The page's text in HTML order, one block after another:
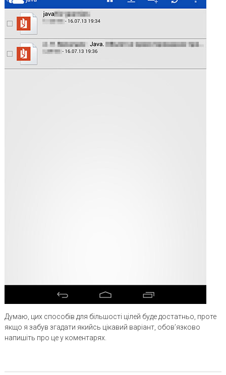
Думаю, цих способів для більшості цілей буде достатньо, проте
якщо я забув згадати якийсь цікавий варіант, обов’язково
напишіть про це у коментарях.